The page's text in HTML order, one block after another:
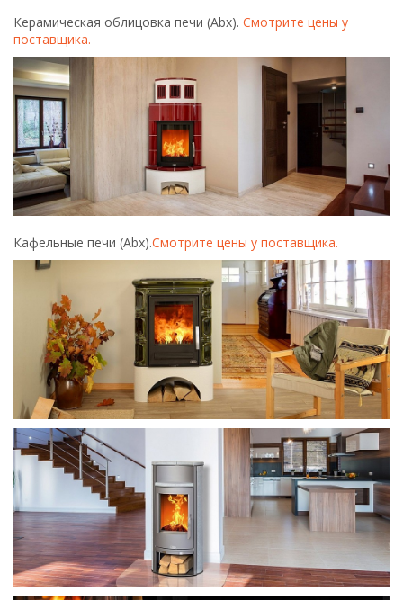
Керамическая облицовка печи (Abx). Смотрите цены у
поставщика.
Кафельные печи (Abx).Смотрите цены у поставщика.